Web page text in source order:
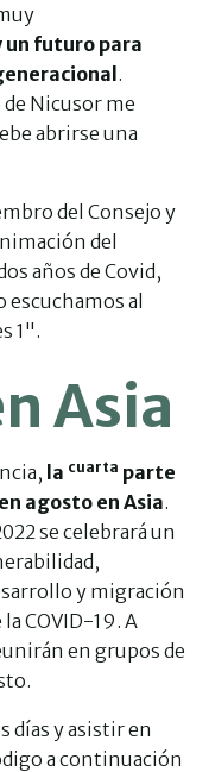
un futuro para
.
Nicusor me
abrirse una
del Consejo y
del
años de Covid,
escuchamos al
1".
Asia
la cuarta parte
agosto en Asia.
se celebrará un
y migración
COVID-19. A
en grupos de
días y asistir en
a continuación